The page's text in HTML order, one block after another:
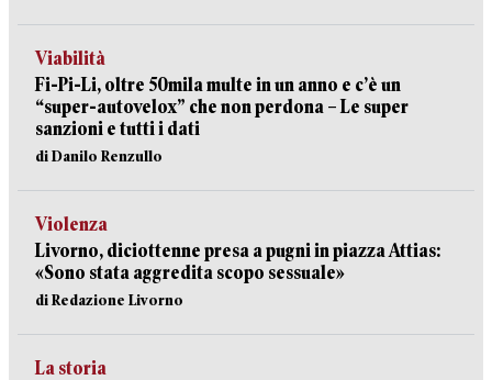
Viabilità
Fi-Pi-Li, oltre 50mila multe in un anno e c’è un
“super-autovelox” che non perdona – Le super
sanzioni e tutti i dati
di Danilo Renzullo
Violenza
Livorno, diciottenne presa a pugni in piazza Attias:
«Sono stata aggredita scopo sessuale»
di Redazione Livorno
La storia